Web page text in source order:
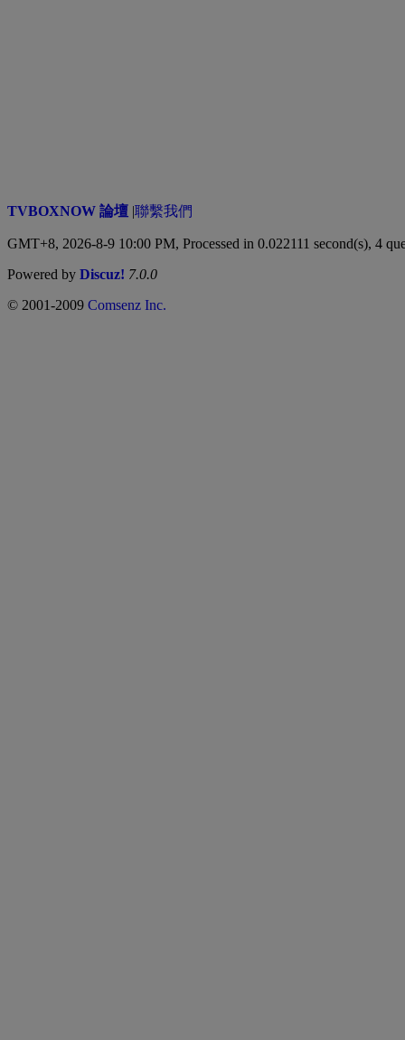
TVBOXNOW 論壇 |聯繫我們
GMT+8, 2026-8-9 10:00 PM, Processed in 0.022111 second(s), 4
Powered by Discuz! 7.0.0
© 2001-2009 Comsenz Inc.